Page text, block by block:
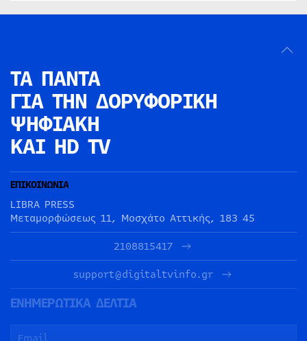
ΤΑ ΠΑΝΤΑ
ΓΙΑ ΤΗΝ ΔΟΡΥΦΟΡΙΚΗ
ΨΗΦΙΑΚΗ
ΚΑΙ HD TV
ΕΠΙΚΟΙΝΩΝΙΑ
LIBRA PRESS
Μεταμορφώσεως 11, Μοσχάτο Αττικής, 183 45
2108815417
support@digitaltvinfo.gr
ΕΝΗΜΕΡΩΤΙΚΑ ΔΕΛΤΙΑ